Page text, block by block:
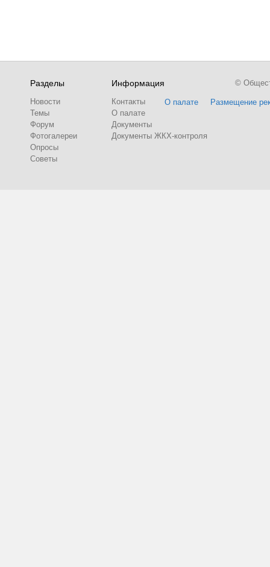
Разделы
Новости
Темы
Форум
Фотогалереи
Опросы
Советы
Информация
Контакты
О палате
Документы
Документы ЖКХ-контроля
О палате Размещение
©